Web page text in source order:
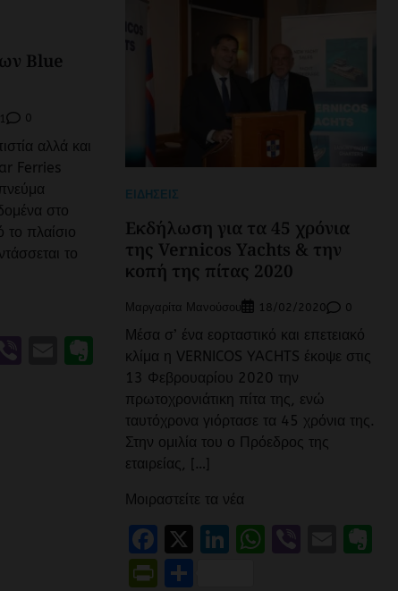
Blue
0
αλλά και
Ferries
στο
το πλαίσιο
το
ViberEmailEvernote
ΕΙΔΉΣΕΙΣ
Εκδήλωση για τα 45 χρόνια
της Vernicos Yachts & την
κοπή της πίτας 2020
Μαργαρίτα Μανούσου 18/02/2020 0
Μέσα σ’ ένα εορταστικό και επετειακό
κλίμα η VERNICOS YACHTS έκοψε στις
13 Φεβρουαρίου 2020 την
πρωτοχρονιάτικη πίτα της, ενώ
ταυτόχρονα γιόρτασε τα 45 χρόνια της.
Στην ομιλία του ο Πρόεδρος της
εταιρείας, […]
Μοιραστείτε τα νέα
Facebook
X LinkedIn
WhatsApp
ViberEmail
PrintFriendly